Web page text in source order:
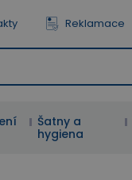
Reklamace
Šatny a
hygiena